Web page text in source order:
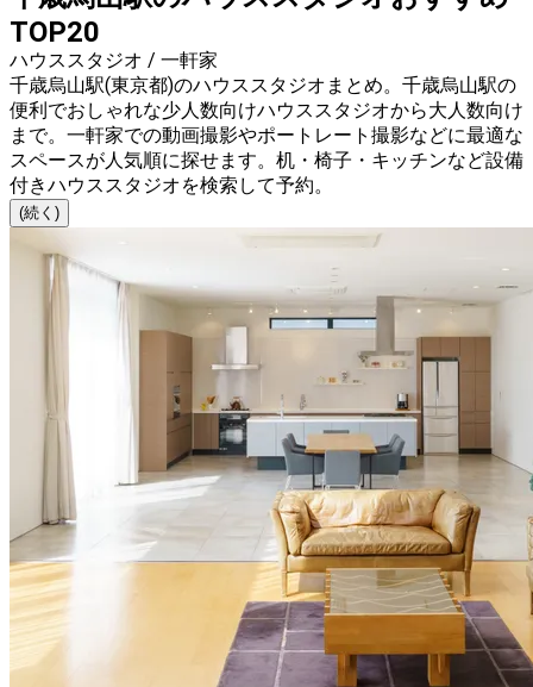
TOP20
ハウススタジオ / 一軒家
千歳烏山駅(東京都)のハウススタジオまとめ。千歳烏山駅の
便利でおしゃれな少人数向けハウススタジオから大人数向け
まで。一軒家での動画撮影やポートレート撮影などに最適な
スペースが人気順に探せます。机・椅子・キッチンなど設備
付きハウススタジオを検索して予約。
(続く)